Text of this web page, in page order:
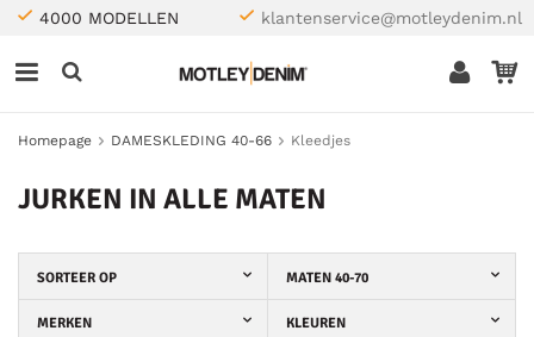
4000 MODELLEN klantenservice@motleydenim.nl
Homepage DAMESKLEDING 40-66 Kleedjes
JURKEN IN ALLE MATEN
SORTEER OP MATEN 40-70
MERKEN KLEUREN